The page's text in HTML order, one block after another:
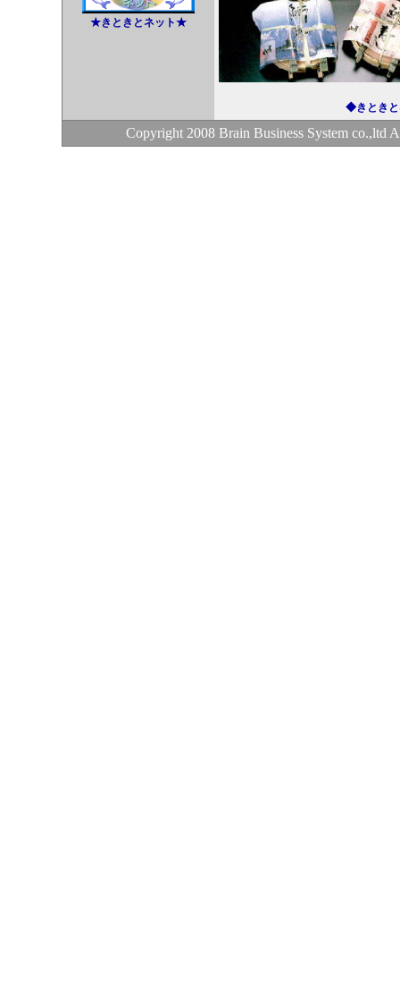
★きときとネット★
◆きとき
Copyright 2008 Brain Business System